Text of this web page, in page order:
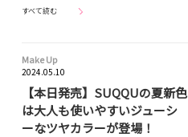
すべて読む
Make Up
2024.05.10
【本日発売】SUQQUの夏新色
は大人も使いやすいジューシ
ーなツヤカラーが登場！